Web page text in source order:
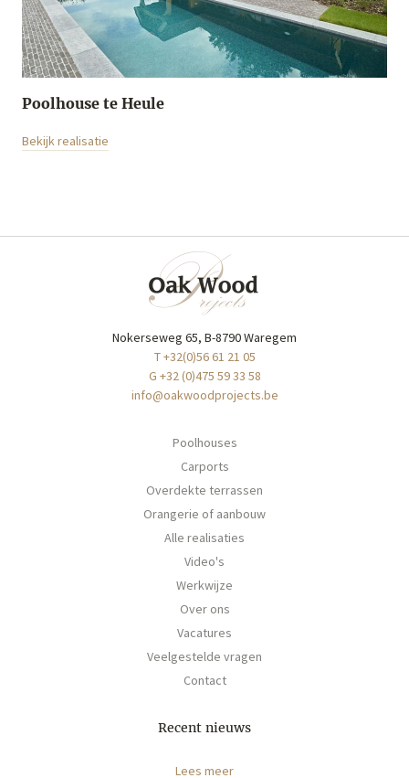
Poolhouse te Heule
Bekijk realisatie
Nokerseweg 65, B-8790 Waregem
T +32(0)56 61 21 05
G +32 (0)475 59 33 58
info@oakwoodprojects.be
Poolhouses
Carports
Overdekte terrassen
Orangerie of aanbouw
Alle realisaties
Video's
Werkwijze
Over ons
Vacatures
Veelgestelde vragen
Contact
Recent nieuws
Lees meer